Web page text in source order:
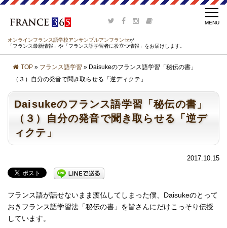
オンラインフランス語学校アンサンブルアンフランセが
「フランス最新情報」や「フランス語学習者に役立つ情報」をお届けします。
TOP » フランス語学習 » Daisukeのフランス語学習「秘伝の書」
（３）自分の発音で聞き取らせる「逆ディクテ」
Daisukeのフランス語学習「秘伝の書」
（３）自分の発音で聞き取らせる「逆デ
ィクテ」
2017.10.15
フランス語が話せないまま渡仏してしまった僕、Daisukeのとって
おきフランス語学習法「秘伝の書」を皆さんにだけこっそり伝授
しています。